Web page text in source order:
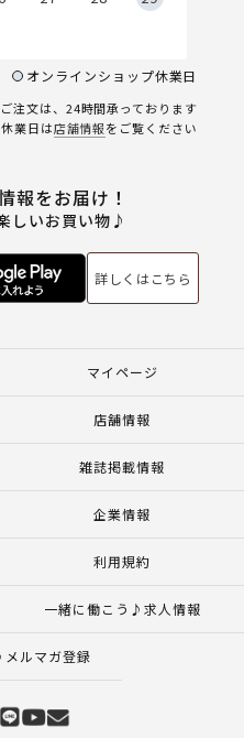
オンラインショップ休業日
注文は、24時間承っております
業日は店舗情報をご覧ください
報をお届け！
しいお買い物♪
詳しくはこちら
マイページ
店舗情報
雑誌掲載情報
企業情報
利用規約
一緒に働こう♪求人情報
ルマガ登録